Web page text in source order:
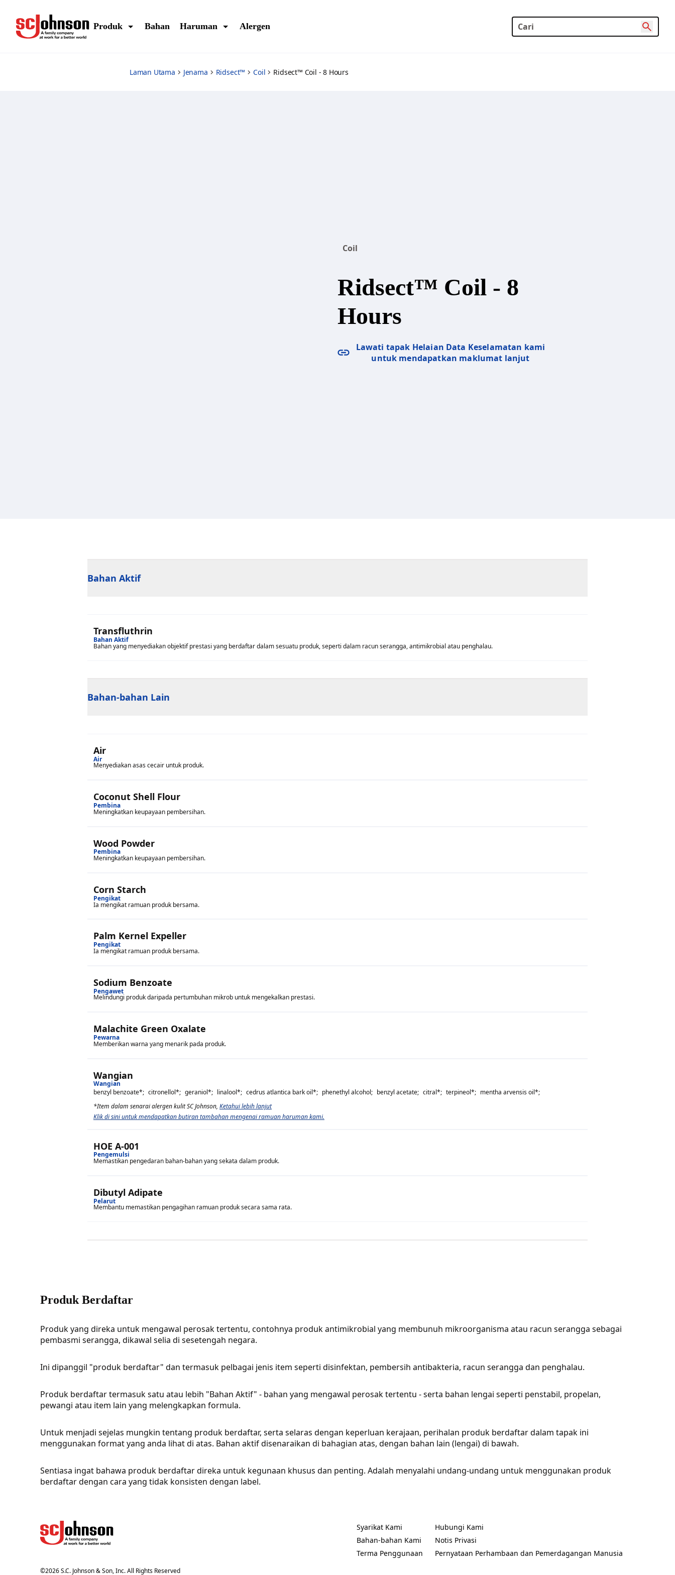
Produk Bahan Haruman Alergen
Laman Utama Jenama Ridsect™ Coil Ridsect™ Coil - 8 Hours
Coil
Ridsect™ Coil - 8
Hours
Lawati tapak Helaian Data Keselamatan kami
untuk mendapatkan maklumat lanjut
Bahan Aktif
Transfluthrin
Bahan Aktif
Bahan yang menyediakan objektif prestasi yang berdaftar dalam sesuatu produk, seperti dalam racun serangga, antimikrobial atau penghalau.
Bahan-bahan Lain
Air
Air
Menyediakan asas cecair untuk produk.
Coconut Shell Flour
Pembina
Meningkatkan keupayaan pembersihan.
Wood Powder
Pembina
Meningkatkan keupayaan pembersihan.
Corn Starch
Pengikat
Ia mengikat ramuan produk bersama.
Palm Kernel Expeller
Pengikat
Ia mengikat ramuan produk bersama.
Sodium Benzoate
Pengawet
Melindungi produk daripada pertumbuhan mikrob untuk mengekalkan prestasi.
Malachite Green Oxalate
Pewarna
Memberikan warna yang menarik pada produk.
Wangian
Wangian
benzyl benzoate*; citronellol*; geraniol*; linalool*; cedrus atlantica bark oil*; phenethyl alcohol; benzyl acetate; citral*; terpineol*; mentha arvensis oil*;
*Item dalam senarai alergen kulit SC Johnson, Ketahui lebih lanjut
Klik di sini untuk mendapatkan butiran tambahan mengenai ramuan haruman kami.
HOE A-001
Pengemulsi
Memastikan pengedaran bahan-bahan yang sekata dalam produk.
Dibutyl Adipate
Pelarut
Membantu memastikan pengagihan ramuan produk secara sama rata.
Produk Berdaftar
Produk yang direka untuk mengawal perosak tertentu, contohnya produk antimikrobial yang membunuh mikroorganisma atau racun serangga sebagai
pembasmi serangga, dikawal selia di sesetengah negara.
Ini dipanggil "produk berdaftar" dan termasuk pelbagai jenis item seperti disinfektan, pembersih antibakteria, racun serangga dan penghalau.
Produk berdaftar termasuk satu atau lebih "Bahan Aktif" - bahan yang mengawal perosak tertentu - serta bahan lengai seperti penstabil, propelan,
pewangi atau item lain yang melengkapkan formula.
Untuk menjadi sejelas mungkin tentang produk berdaftar, serta selaras dengan keperluan kerajaan, perihalan produk berdaftar dalam tapak ini
menggunakan format yang anda lihat di atas. Bahan aktif disenaraikan di bahagian atas, dengan bahan lain (lengai) di bawah.
Sentiasa ingat bahawa produk berdaftar direka untuk kegunaan khusus dan penting. Adalah menyalahi undang-undang untuk menggunakan produk
berdaftar dengan cara yang tidak konsisten dengan label.
©2026S.C. Johnson & Son, Inc. All Rights Reserved
Syarikat Kami
(Opens in a new tab)
Bahan-bahan Kami
Terma Penggunaan
(Opens in a new tab)
Hubungi Kami
(Opens in a new tab)
Notis Privasi
(Opens in a new tab)
Pernyataan Perhambaan dan Pemerdagangan Manusia
(Opens in a new tab)